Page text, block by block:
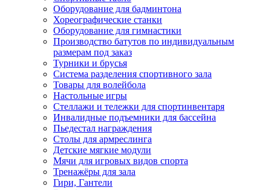
Оборудование для бадминтона
Хореографические станки
Оборудование для гимнастики
Производство батутов по индивидуальным
размерам под заказ
Турники и брусья
Система разделения спортивного зала
Товары для волейбола
Настольные игры
Стеллажи и тележки для спортинвентаря
Инвалидные подъемники для бассейна
Пьедестал награждения
Столы для армреслинга
Детские мягкие модули
Мячи для игровых видов спорта
Тренажёры для зала
Гири, Гантели